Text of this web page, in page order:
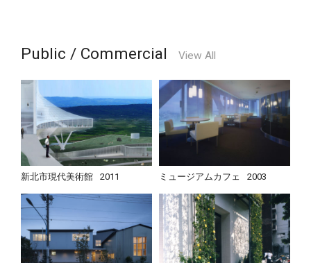
Public / Commercial View All
新北市現代美術館 2011 ミュージアムカフェ 2003